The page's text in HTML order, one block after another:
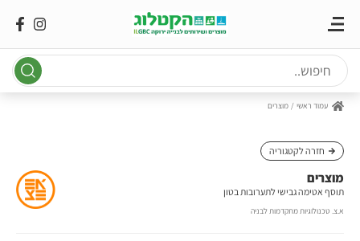
Skip
content
עמוד ראשי מוצרים
חזרה לקטגוריה
מוצרים
תוסף אטימה גבישי לתערובות בטון
א.צ. טכנולוגיות מתקדמות לבניה